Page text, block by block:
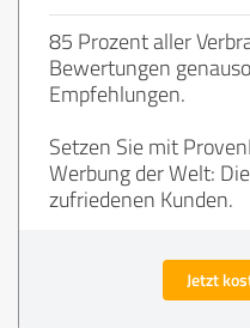
85 Prozent aller
Bewertungen
Empfehlungen.
Setzen Sie mit
Werbung der Welt:
zufriedenen Kunden.
Jetzt